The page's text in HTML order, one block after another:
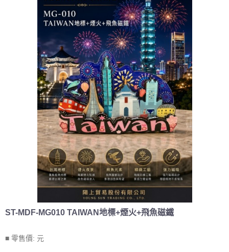
ST-MDF-MG010 TAIWAN地標+煙火+飛魚磁鐵
■ 零售價: 元